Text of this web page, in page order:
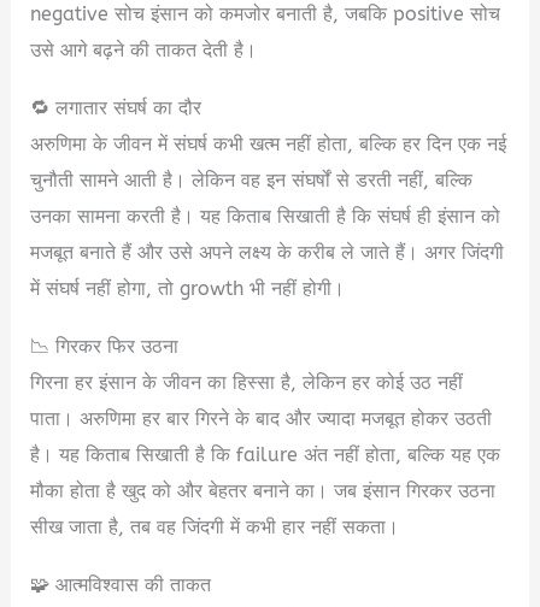
negative सोच इंसान को कमजोर बनाती है, जबकि positive सोच
उसे आगे बढ़ने की ताकत देती है।
🔁 लगातार संघर्ष का दौर
अरुणिमा के जीवन में संघर्ष कभी खत्म नहीं होता, बल्कि हर दिन एक नई
चुनौती सामने आती है। लेकिन वह इन संघर्षों से डरती नहीं, बल्कि
उनका सामना करती है। यह किताब सिखाती है कि संघर्ष ही इंसान को
मजबूत बनाते हैं और उसे अपने लक्ष्य के करीब ले जाते हैं। अगर जिंदगी
में संघर्ष नहीं होगा, तो growth भी नहीं होगी।
📉 गिरकर फिर उठना
गिरना हर इंसान के जीवन का हिस्सा है, लेकिन हर कोई उठ नहीं
पाता। अरुणिमा हर बार गिरने के बाद और ज्यादा मजबूत होकर उठती
है। यह किताब सिखाती है कि failure अंत नहीं होता, बल्कि यह एक
मौका होता है खुद को और बेहतर बनाने का। जब इंसान गिरकर उठना
सीख जाता है, तब वह जिंदगी में कभी हार नहीं सकता।
🧩 आत्मविश्वास की ताकत